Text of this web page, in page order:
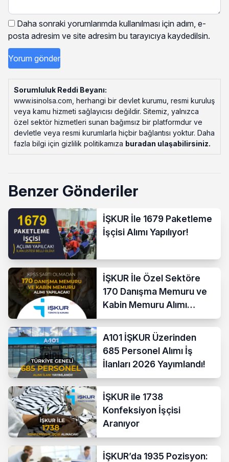
Daha sonraki yorumlarımda kullanılması için adım, e-
posta adresim ve site adresim bu tarayıcıya kaydedilsin.
Sorumluluk Reddi Beyanı:
www.isinolsa.com, herhangi bir devlet kurumu, resmi kuruluş
veya kamu hizmeti sağlayıcısı değildir. Sitemiz, yalnızca
özel sektör hizmetleri sunan bağımsız bir platformdur ve
devletle veya resmi kurumlarla hiçbir bağlantısı yoktur. Daha
fazla bilgi için gizlilik politikamıza buradan ulaşabilirsiniz.
Benzer Gönderiler
İŞKUR İle 1679 Paketleme
İşçisi Alımı Yapılıyor!
İŞKUR İle Özel Sektöre
170 Danışma Memuru ve
Kabin Memuru Alımı
Başladı
A101 İŞKUR Üzerinden
685 Personel Alımı İş
İlanları 2026 Yayımlandı!
İŞKUR ile 1738
Konfeksiyon İşçisi
Aranıyor
İŞKUR’da 1935 Pozisyon: